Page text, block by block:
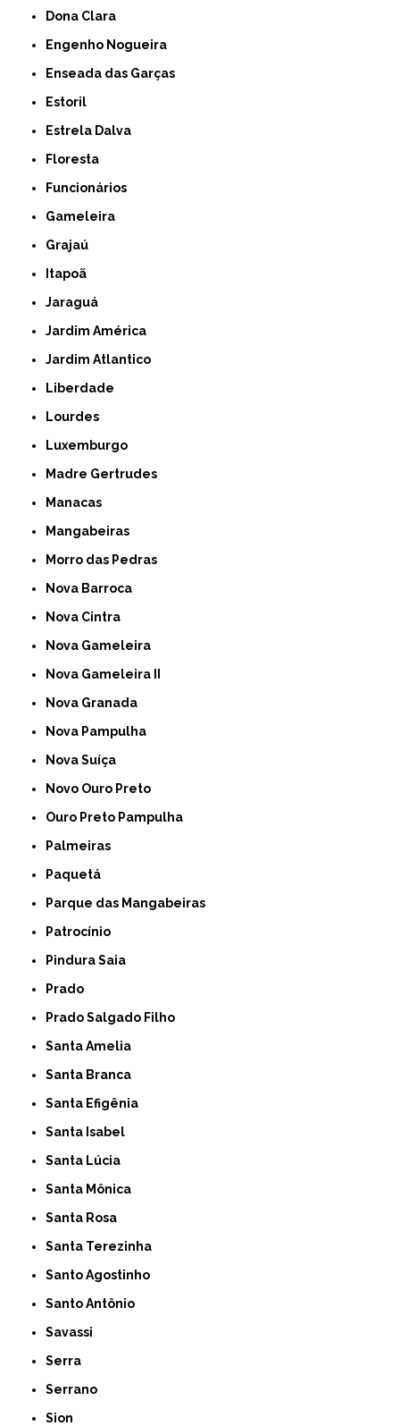
Dona Clara
Engenho Nogueira
Enseada das Garças
Estoril
Estrela Dalva
Floresta
Funcionários
Gameleira
Grajaú
Itapoã
Jaraguá
Jardim América
Jardim Atlantico
Liberdade
Lourdes
Luxemburgo
Madre Gertrudes
Manacas
Mangabeiras
Morro das Pedras
Nova Barroca
Nova Cintra
Nova Gameleira
Nova Gameleira II
Nova Granada
Nova Pampulha
Nova Suíça
Novo Ouro Preto
Ouro Preto Pampulha
Palmeiras
Paquetá
Parque das Mangabeiras
Patrocínio
Pindura Saia
Prado
Prado Salgado Filho
Santa Amelia
Santa Branca
Santa Efigênia
Santa Isabel
Santa Lúcia
Santa Mônica
Santa Rosa
Santa Terezinha
Santo Agostinho
Santo Antônio
Savassi
Serra
Serrano
Sion